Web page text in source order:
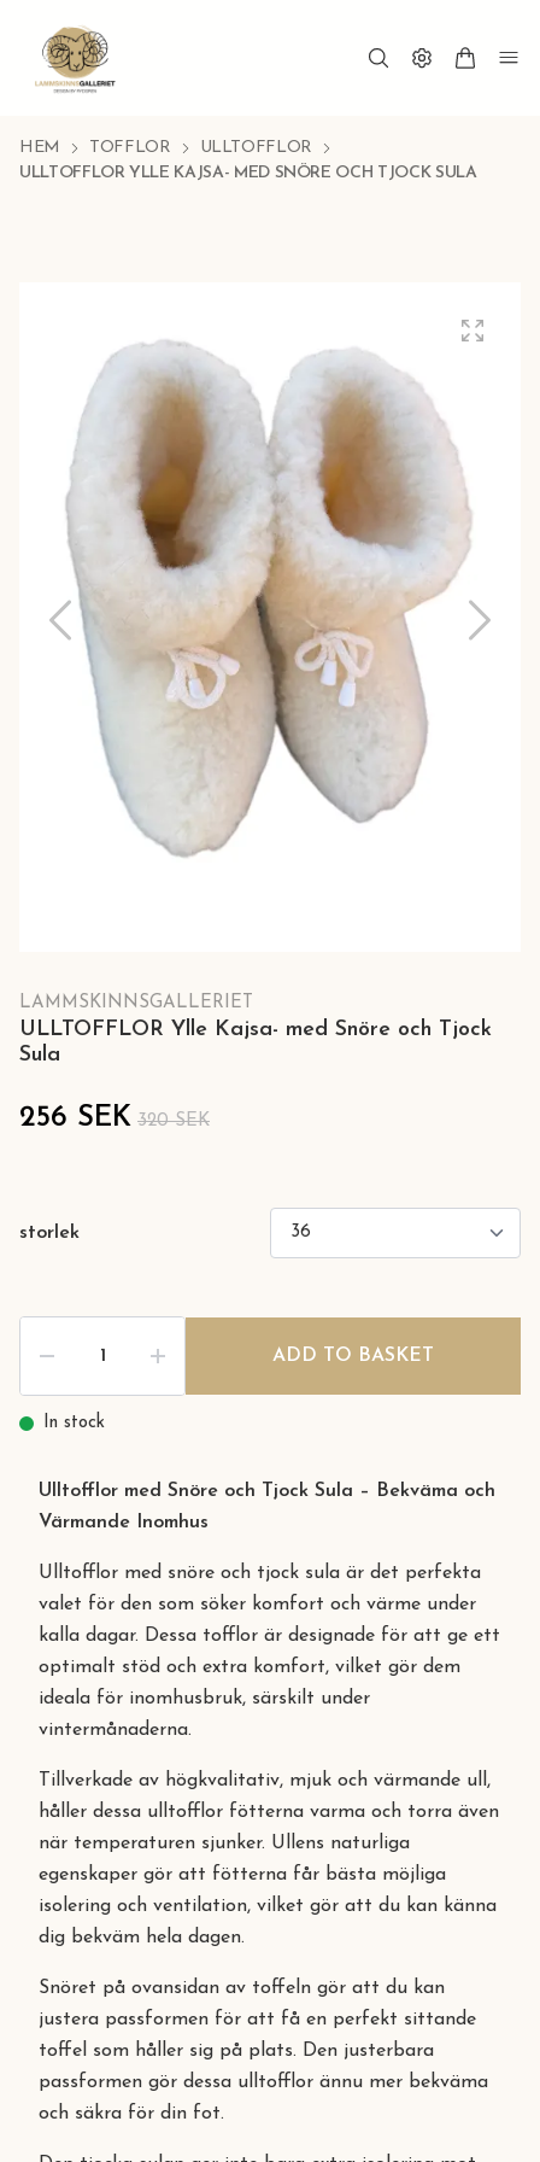
HEM TOFFLOR
ULLTOFFLOR
ULLTOFFLOR YLLE KAJSA- MED SNÖRE OCH TJOCK SULA
LAMMSKINNSGALLERIET
ULLTOFFLOR Ylle Kajsa- med Snöre och Tjock
Sula
256 SEK 320 SEK
storlek
ADD TO BASKET
In stock
Ulltofflor med Snöre och Tjock Sula – Bekväma och
Värmande Inomhus
Ulltofflor med snöre och tjock sula är det perfekta
valet för den som söker komfort och värme under
kalla dagar. Dessa tofflor är designade för att ge ett
optimalt stöd och extra komfort, vilket gör dem
ideala för inomhusbruk, särskilt under
vintermånaderna.
Tillverkade av högkvalitativ, mjuk och värmande ull,
håller dessa ulltofflor fötterna varma och torra även
när temperaturen sjunker. Ullens naturliga
egenskaper gör att fötterna får bästa möjliga
isolering och ventilation, vilket gör att du kan känna
dig bekväm hela dagen.
Snöret på ovansidan av toffeln gör att du kan
justera passformen för att få en perfekt sittande
toffel som håller sig på plats. Den justerbara
passformen gör dessa ulltofflor ännu mer bekväma
och säkra för din fot.